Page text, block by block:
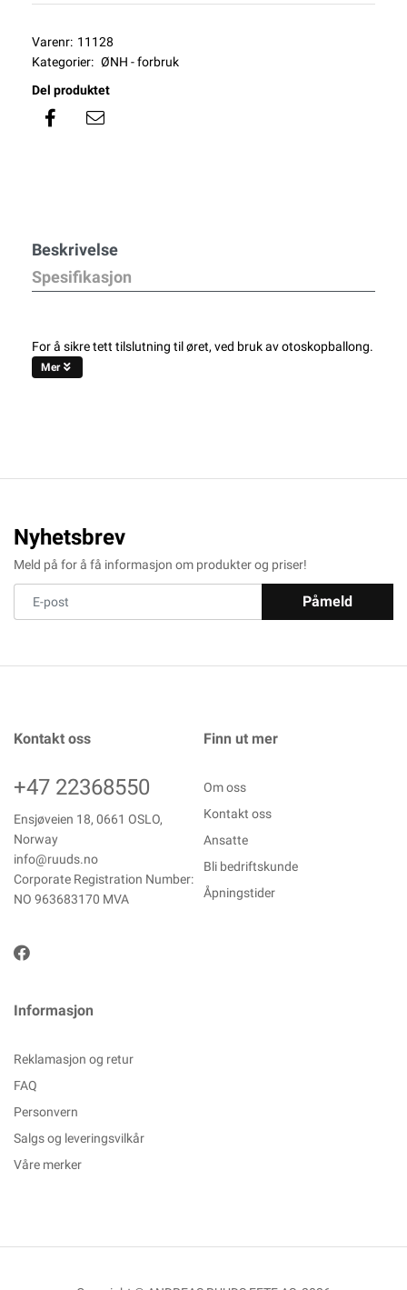
Varenr: 11128
Kategorier: ØNH - forbruk
Del produktet
Beskrivelse
Spesifikasjon
For å sikre tett tilslutning til øret, ved bruk av otoskopballong.
Mer
Nyhetsbrev
Meld på for å få informasjon om produkter og priser!
Påmeld
Kontakt oss
+47 22368550
Ensjøveien 18, 0661 OSLO,
Norway
info@ruuds.no
Corporate Registration Number:
NO 963683170 MVA
Finn ut mer
Om oss
Kontakt oss
Ansatte
Bli bedriftskunde
Åpningstider
Informasjon
Reklamasjon og retur
FAQ
Personvern
Salgs og leveringsvilkår
Våre merker